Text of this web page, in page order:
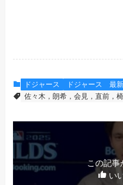
ドジャース
ドジャース 最新
佐々木，朗希，会見，直前，
この記事
い